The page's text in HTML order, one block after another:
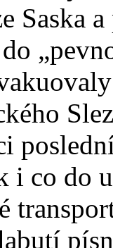
Saska
i co do